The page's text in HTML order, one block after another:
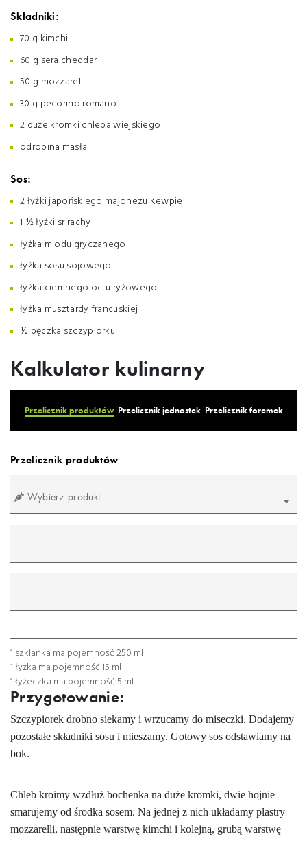
Składniki:
70 g kimchi
60 g sera cheddar
50 g mozzarelli
30 g pecorino romano
2 duże kromki chleba wiejskiego
odrobina masła
Sos:
2 łyżki japońskiego majonezu Kewpie
1 ½ łyżki srirachy
łyżka miodu gryczanego
łyżka sosu sojowego
łyżka ciemnego octu ryżowego
łyżka musztardy francuskiej
½ pęczka szczypiorku
Kalkulator kulinarny
Przelicznik produktów Przelicznik jednostek Przelicznik foremek
Przelicznik produktów
Wybierz produkt
łyżeczka łyżka szklanka
1 szklanka ma pojemność 250 ml
1 łyżka ma pojemność 15 ml
1 łyżeczka ma pojemność 5 ml
Przygotowanie:
Szczypiorek drobno siekamy i wrzucamy do miseczki. Dodajemy
pozostałe składniki sosu i mieszamy. Gotowy sos odstawiamy na
bok.
Chleb kroimy wzdłuż bochenka na duże kromki, dwie hojnie
smarujemy od środka sosem. Na jednej z nich układamy plastry
mozzarelli, następnie warstwę kimchi i kolejną, grubą warstwę